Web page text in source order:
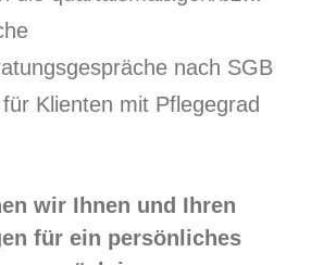
nach SGB
Klienten mit Pflegegrad
wir Ihnen und Ihren
für ein persönliches